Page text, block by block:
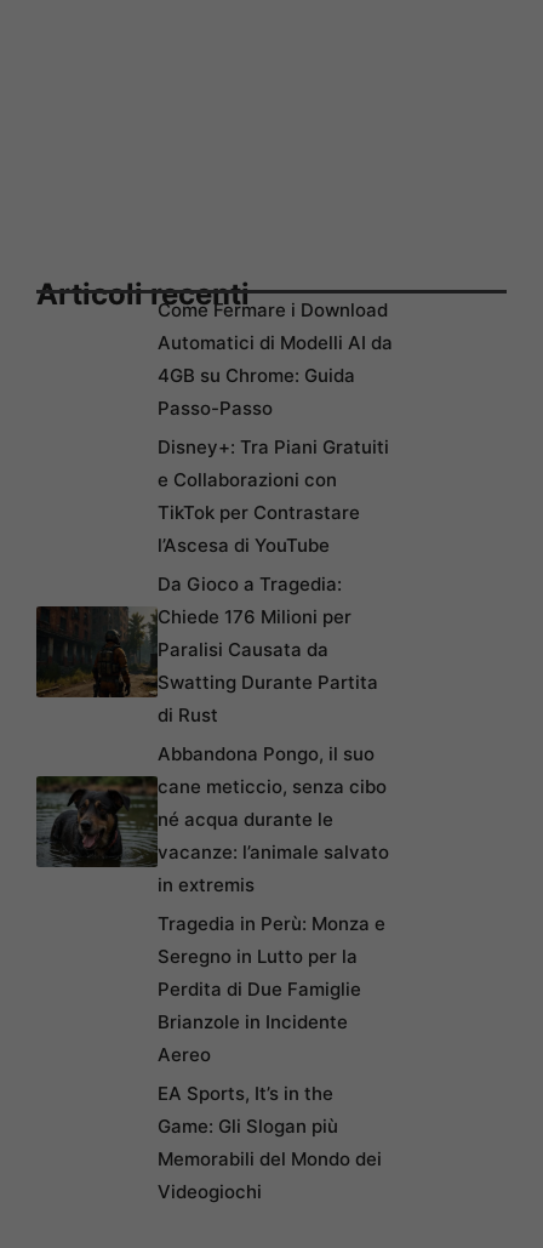
Articoli recentiCome Fermare i Download
Automatici di Modelli AI da
4GB su Chrome: Guida
Passo-Passo
Disney+: Tra Piani Gratuiti
e Collaborazioni con
TikTok per Contrastare
l’Ascesa di YouTube
Da Gioco a Tragedia:
Chiede 176 Milioni per
Paralisi Causata da
Swatting Durante Partita
di Rust
Abbandona Pongo, il suo
cane meticcio, senza cibo
né acqua durante le
vacanze: l’animale salvato
in extremis
Tragedia in Perù: Monza e
Seregno in Lutto per la
Perdita di Due Famiglie
Brianzole in Incidente
Aereo
EA Sports, It’s in the
Game: Gli Slogan più
Memorabili del Mondo dei
Videogiochi